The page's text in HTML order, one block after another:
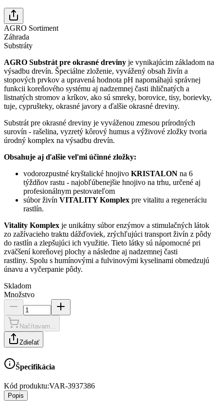
AGRO Sortiment
Záhrada
Substráty
AGRO Substrát pre okrasné dreviny je vynikajúcim základom na
výsadbu drevín. Špeciálne zloženie, vyvážený obsah živín a
stopových prvkov a upravená hodnota pH napomáhajú správnej
funkcii koreňového systému aj nadzemnej časti ihličnatých a
listnatých stromov a kríkov, ako sú smreky, borovice, tisy, borievky,
tuje, cyprušteky, okrasné javory a ďalšie okrasné dreviny.
Substrát pre okrasné dreviny je vyváženou zmesou prírodných
surovín - rašelina, vyzretý kôrový humus a výživové zložky tvoria
úrodný komplex na výsadbu drevín.
Obsahuje aj ďalšie veľmi účinné zložky:
vodorozpustné kryštalické hnojivo KRISTALON na 6
týždňov rastu - najobľúbenejšie hnojivo na trhu, určené aj
profesionálnym pestovateľom
súbor živín VITALITY Komplex pre vitalitu a regeneráciu
rastlín.
Vitality Komplex je unikátny súbor enzýmov a stimulačných látok
zo zažívacieho traktu dážďoviek, zrýchľujúci transport živín z pôdy
do rastlín a zlepšujúci ich využitie. Tieto látky sú nápomocné pri
zväčšení koreňovej plochy a následne aj nadzemnej časti
rastliny. Spolu s humínovými a fulvinovými kyselinami obmedzujú
únavu a vyčerpanie pôdy.
Skladom
Množstvo
Načítavam...
Zdieľať
Špecifikácia
Kód produktu:VAR-3937386
Popis